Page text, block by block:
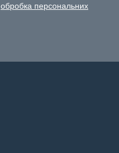
обробка персональних